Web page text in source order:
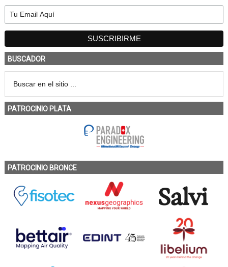
BUSCADOR
PATROCINIO PLATA
PATROCINIO BRONCE